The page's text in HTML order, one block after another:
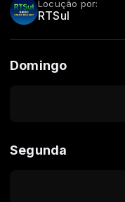
Locução por:
RTSul
Domingo
Segunda